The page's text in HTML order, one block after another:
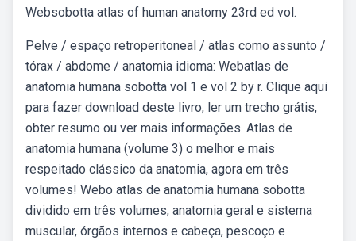
Websobotta atlas of human anatomy 23rd ed vol.
Pelve / espaço retroperitoneal / atlas como assunto /
tórax / abdome / anatomia idioma: Webatlas de
anatomia humana sobotta vol 1 e vol 2 by r. Clique aqui
para fazer download deste livro, ler um trecho grátis,
obter resumo ou ver mais informações. Atlas de
anatomia humana (volume 3) o melhor e mais
respeitado clássico da anatomia, agora em três
volumes! Webo atlas de anatomia humana sobotta
dividido em três volumes, anatomia geral e sistema
muscular, órgãos internos e cabeça, pescoço e